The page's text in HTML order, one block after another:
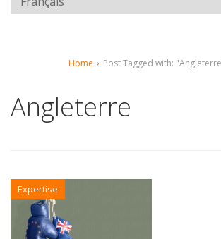
Home › Post Tagged with:
Angleterre
Expertise